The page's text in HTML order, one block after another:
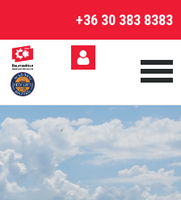
+36 30 383 8383